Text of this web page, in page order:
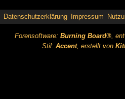
Datenschutzerklärung Impressum
Forensoftware: Burning Board®,
Stil: Accent, erstellt von